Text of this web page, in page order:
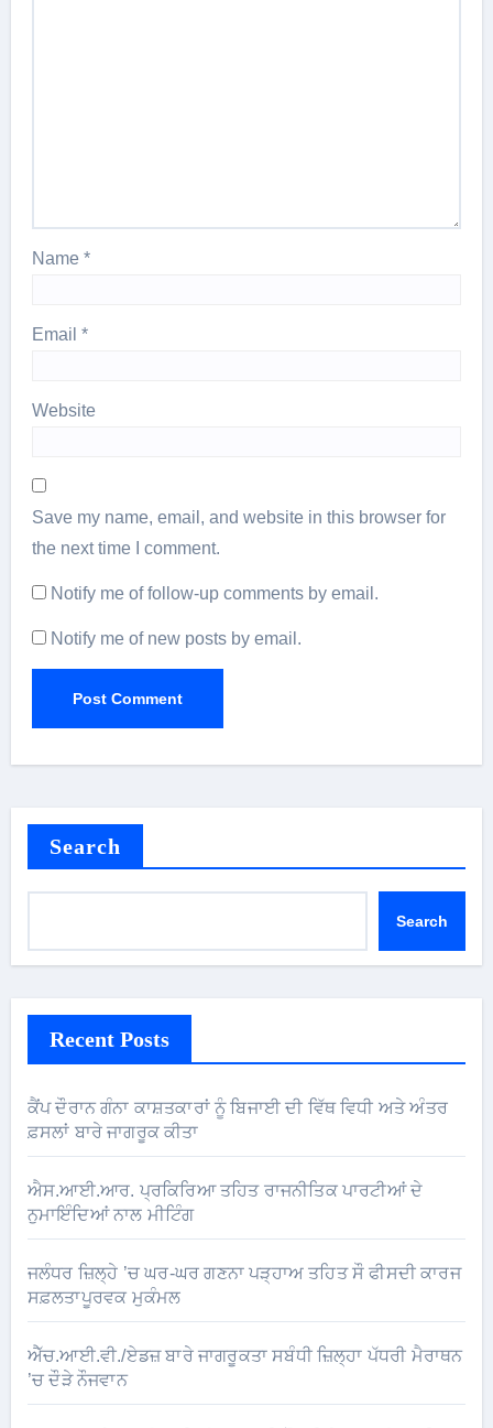
Name*
Email*
Website
Save my name, email, and website in this browser for
the next time I comment.
Notify me of follow-up comments by email.
Notify me of new posts by email.
Search
Search
Recent Posts
ਕੈਂਪ ਦੌਰਾਨ ਗੰਨਾ ਕਾਸ਼ਤਕਾਰਾਂ ਨੂੰ ਬਿਜਾਈ ਦੀ ਵਿੱਥ ਵਿਧੀ ਅਤੇ ਅੰਤਰ
ਫ਼ਸਲਾਂ ਬਾਰੇ ਜਾਗਰੂਕ ਕੀਤਾ
ਐਸ.ਆਈ.ਆਰ. ਪ੍ਰਕਿਰਿਆ ਤਹਿਤ ਰਾਜਨੀਤਿਕ ਪਾਰਟੀਆਂ ਦੇ
ਨੁਮਾਇੰਦਿਆਂ ਨਾਲ ਮੀਟਿੰਗ
ਜਲੰਧਰ ਜ਼ਿਲ੍ਹੇ ’ਚ ਘਰ-ਘਰ ਗਣਨਾ ਪੜ੍ਹਾਅ ਤਹਿਤ ਸੌ ਫੀਸਦੀ ਕਾਰਜ
ਸਫ਼ਲਤਾਪੂਰਵਕ ਮੁਕੰਮਲ
ਐੱਚ.ਆਈ.ਵੀ./ਏਡਜ਼ ਬਾਰੇ ਜਾਗਰੂਕਤਾ ਸਬੰਧੀ ਜ਼ਿਲ੍ਹਾ ਪੱਧਰੀ ਮੈਰਾਥਨ
’ਚ ਦੌੜੇ ਨੌਜਵਾਨ